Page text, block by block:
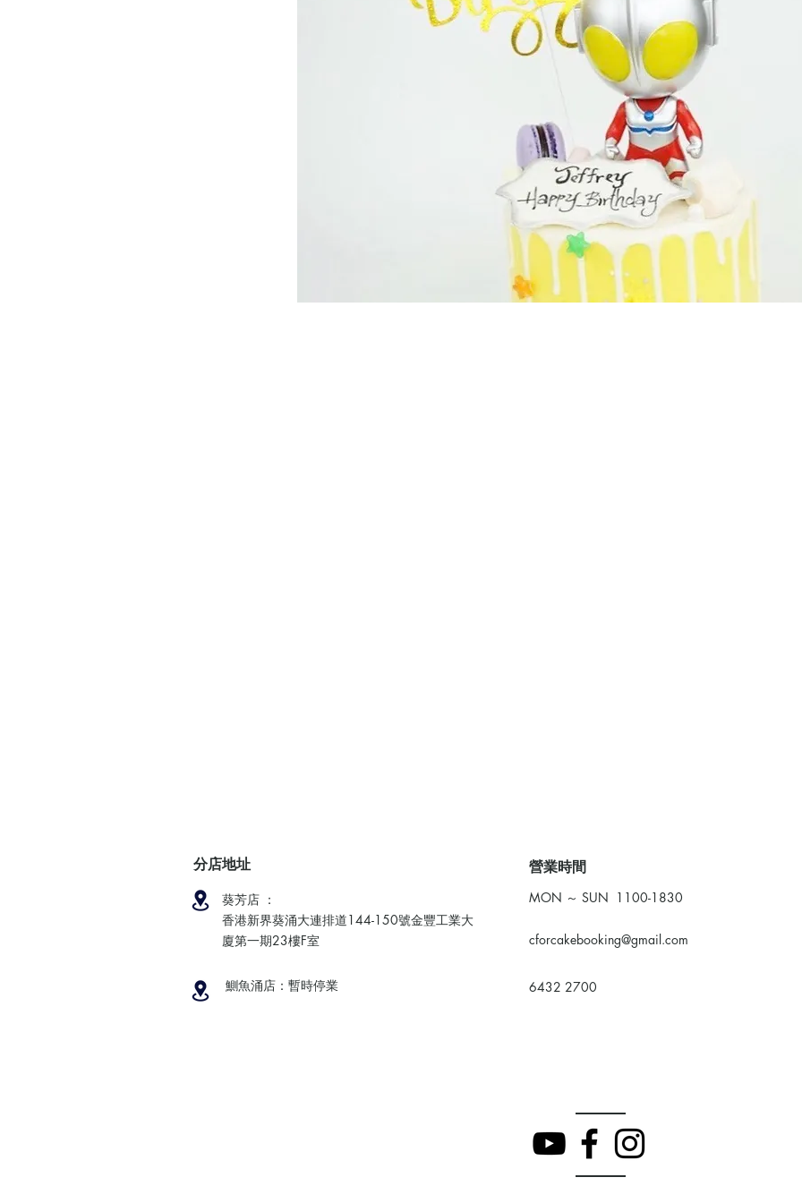
分店地址
葵芳店 ：
香港新界葵涌大連排道144-150號金豐工業大
廈第一期23樓F室
鰂魚涌店：暫時停業
​營業時間
MON ～ SUN 1100-1830
cforcakebooking@gmail.com
6432 2700